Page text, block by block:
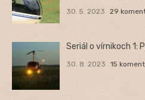
30. 5. 2023 29
Seriál o vírnikoch 1:
30. 8. 2023 15